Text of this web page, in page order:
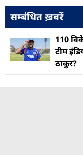
सम्बंधित ख़बरें
110
टीम
ठाकुर?